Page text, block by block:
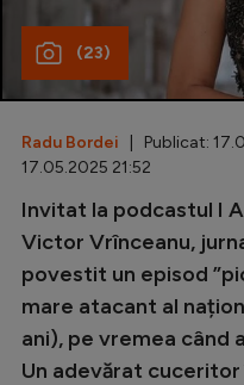
Inedit
Europa
(23)
Radu Bordei | Publicat:
17.05.2025 21:52
Invitat la podcastul I
Victor Vrînceanu,
povestit un episod
mare atacant al
ani), pe vremea când
Un adevărat